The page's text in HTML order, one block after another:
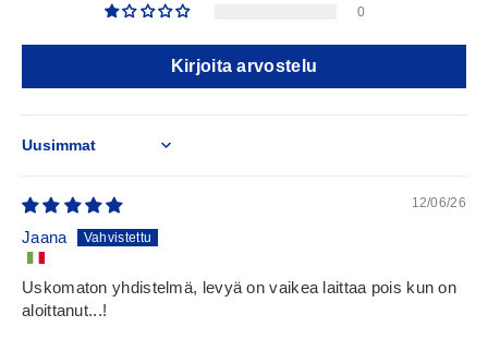
0
Kirjoita arvostelu
Sort by
12/06/26
Jaana
Uskomaton yhdistelmä, levyä on vaikea laittaa pois kun on
aloittanut...!